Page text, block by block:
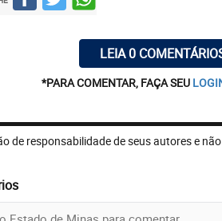
LEIA 0
*PARA COMENTAR, FAÇA SEU
de responsabilidade de seus autores e